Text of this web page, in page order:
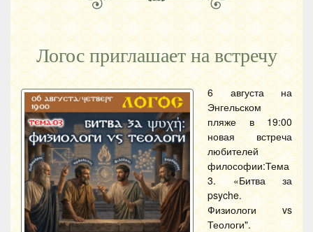
Логос приглашает на встречу
6 августа на
Энгельском
пляже в 19:00
новая встреча
любителей
философии:Тема
3. «Битва за
psyche.
Физиологи vs
Теологи".